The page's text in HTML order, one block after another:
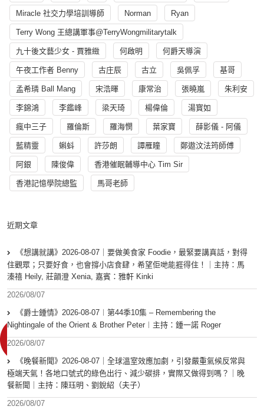
Miracle 社交力學培訓導師 Norman Ryan
Terry Wong 王總講軍事@TerryWongmilitarytalk
九十後文藝少女 - 賈雅緻 何啟明 何爵天導演
午夜工作者 Benny 古庄辰 古立 吳佩孚 基哥
孟希璘 Ball Mang 宋浩暉 康常治 張曉嵐 朱利安
李錦鴻 李鑑峰 梁天琦 楊偉倫 湯寳如
瘋中三子 羅倫斯 羅海憫 葉家寶 薛影儀 - 阿儀
藍精靈 蝌蚪 許莎朗 譚雁瞳 鄭遨汶法筠師傅
阿銀 陳俊偉 香港催眠輔導中心 Tim Sir
香港記憶學院總監 馬哥老師
近期文章
《想講就講》2026-08-07｜要做美食家 Foodie，最緊要講真話，對得
住觀眾；只要好食，也會撐小店食肆，希望佢哋能捱得住！｜主持：馬
溱禧 Heily, 莊韻澄 Xenia, 嘉賓：雅軒 Kinki
2026/08/07
《爵士鍾情》2026-08-07︱第44季10集 – Remembering the
Nightingale of the Orient & Brother Peter︱主持：鍾一諾 Roger
2026/08/07
《晚餐新聞》2026-08-07｜全球溫室效應加劇，引發嚴重氣候反常與
極端天氣！各地口號式的綠色出行、減少碳排，實際又做得到嗎？｜晚
餐新聞｜主持：陳珏明、劉銳紹（夫子）
2026/08/07